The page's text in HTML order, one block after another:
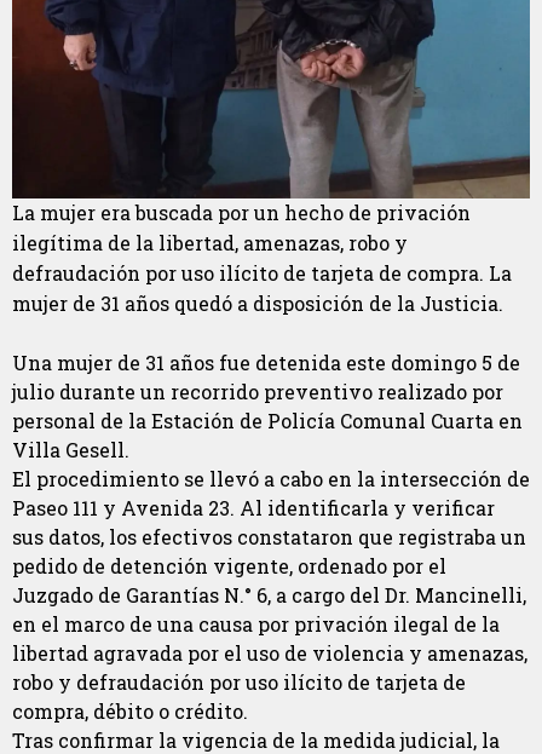
La mujer era buscada por un hecho de privación
ilegítima de la libertad, amenazas, robo y
defraudación por uso ilícito de tarjeta de compra. La
mujer de 31 años quedó a disposición de la Justicia.
Una mujer de 31 años fue detenida este domingo 5 de
julio durante un recorrido preventivo realizado por
personal de la Estación de Policía Comunal Cuarta en
Villa Gesell.
El procedimiento se llevó a cabo en la intersección de
Paseo 111 y Avenida 23. Al identificarla y verificar
sus datos, los efectivos constataron que registraba un
pedido de detención vigente, ordenado por el
Juzgado de Garantías N.° 6, a cargo del Dr. Mancinelli,
en el marco de una causa por privación ilegal de la
libertad agravada por el uso de violencia y amenazas,
robo y defraudación por uso ilícito de tarjeta de
compra, débito o crédito.
Tras confirmar la vigencia de la medida judicial, la